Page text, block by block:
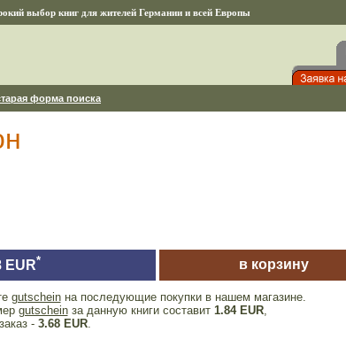
выбор книг для жителей Германии и всей Европы
форма поиска
EUR* в корзину
gutscheinна последующие покупки в нашем магазине.
gutscheinза данную книги составит 1.84 EUR,
- 3.68 EUR.